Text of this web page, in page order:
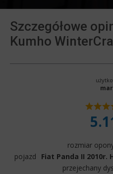
Szczegółowe
Kumho
rozmiar
pojazd
Fiat Panda II 2010r.
przejechany